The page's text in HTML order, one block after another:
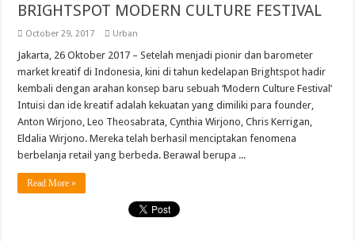
BRIGHTSPOT MODERN CULTURE FESTIVAL
October 29, 2017 Urban
Jakarta, 26 Oktober 2017 – Setelah menjadi pionir dan barometer
market kreatif di Indonesia, kini di tahun kedelapan Brightspot hadir
kembali dengan arahan konsep baru sebuah ‘Modern Culture Festival’
Intuisi dan ide kreatif adalah kekuatan yang dimiliki para founder,
Anton Wirjono, Leo Theosabrata, Cynthia Wirjono, Chris Kerrigan,
Eldalia Wirjono. Mereka telah berhasil menciptakan fenomena
berbelanja retail yang berbeda. Berawal berupa ...
Read More »